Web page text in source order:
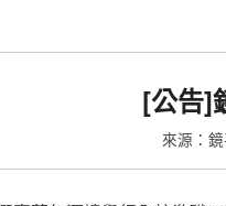
[公告]
來源：